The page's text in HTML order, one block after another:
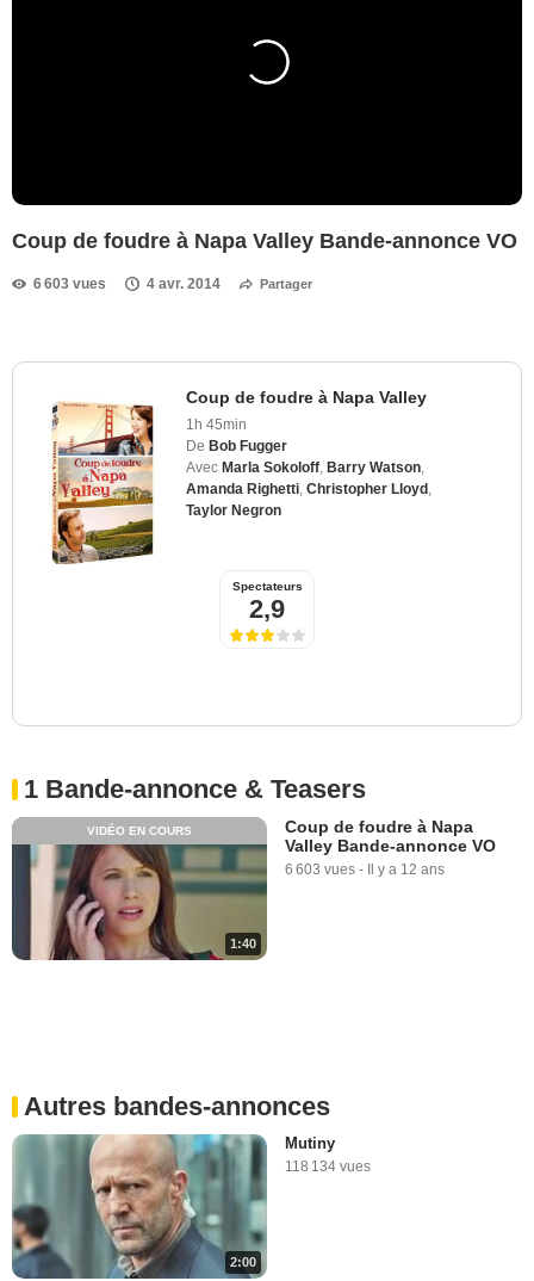
Coup de foudre à Napa Valley Bande-annonce VO
6 603 vues 4 avr. 2014 Partager
Coup de foudre à Napa Valley
1h 45min
De Bob Fugger
Avec Marla Sokoloff Barry Watson
Amanda Righetti Christopher Lloyd
Taylor Negron
Spectateurs
2,9
1 Bande-annonce & Teasers
1:40
VIDÉO EN COURS
Coup de foudre à Napa
Valley Bande-annonce VO
6 603 vues - Il y a 12 ans
Autres bandes-annonces
2:00
Mutiny
118 134 vues